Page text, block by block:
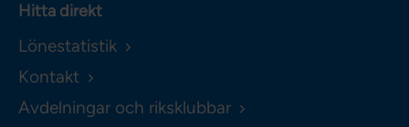
Hitta direkt
Lönestatistik
Kontakt
Avdelningar och riksklubbar